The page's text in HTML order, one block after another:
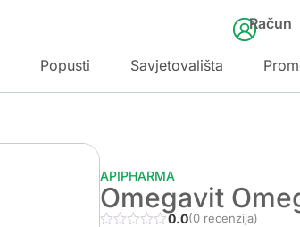
Račun
Popusti Savjetovališta
APIPHARMA
Omegavit
0.0(0 recenzija)